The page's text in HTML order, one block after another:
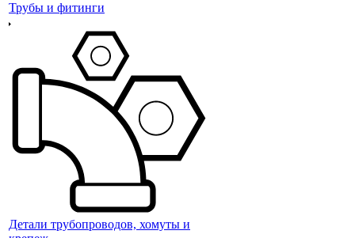
Трубы и фитинги
Детали трубопроводов, хомуты и